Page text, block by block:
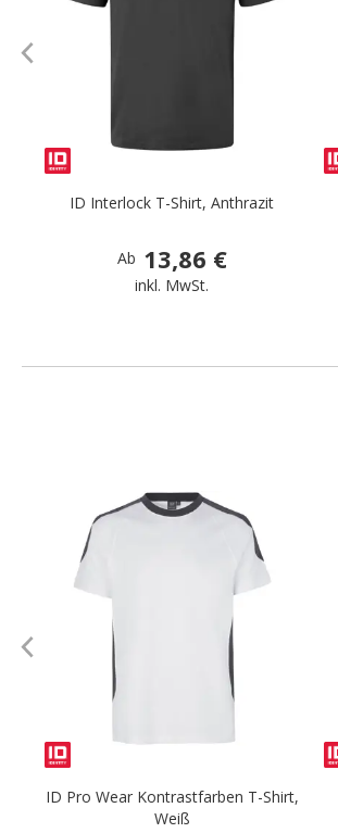
ID Interlock T-Shirt, Anthrazit
Ab 13,86 €
inkl. MwSt.
ID Pro Wear Kontrastfarben T-Shirt,
Weiß